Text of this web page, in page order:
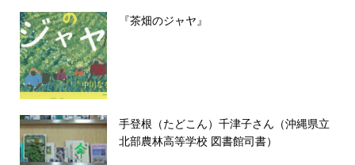
『茶畑のジャヤ』
手登根（たどこん）千津子さん（沖縄県立
北部農林高等学校 図書館司書）